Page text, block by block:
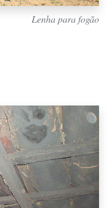
Lenha para fogão